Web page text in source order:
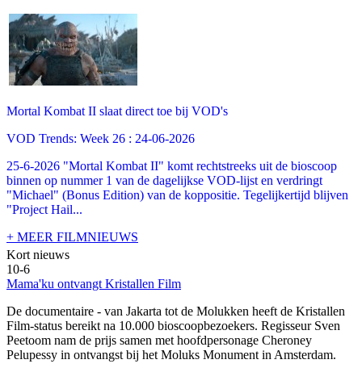
Mortal Kombat II slaat direct toe bij VOD's
VOD Trends: Week 26 : 24-06-2026
25-6-2026 "Mortal Kombat II" komt rechtstreeks uit de bioscoop
binnen op nummer 1 van de dagelijkse VOD-lijst en verdringt
"Michael" (Bonus Edition) van de koppositie. Tegelijkertijd blijven
"Project Hail...
+ MEER FILMNIEUWS
Kort nieuws
10-6
Mama'ku ontvangt Kristallen Film
De documentaire - van Jakarta tot de Molukken heeft de Kristallen
Film-status bereikt na 10.000 bioscoopbezoekers. Regisseur Sven
Peetoom nam de prijs samen met hoofdpersonage Cheroney
Pelupessy in ontvangst bij het Moluks Monument in Amsterdam.